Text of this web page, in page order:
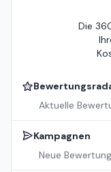
Die
Aktuelle
Kampagnen
Neue